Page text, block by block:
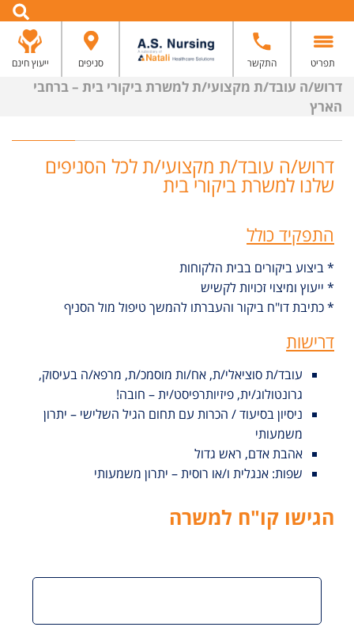
תפריט התקשר סניפים ייעוץ חינם
דרוש/ה עובד/ת מקצועי/ת למשרת ביקורי בית – ברחבי
הארץ
דרוש/ה עובד/ת מקצועי/ת לכל הסניפים
שלנו למשרת ביקורי בית
התפקיד כולל
* ביצוע ביקורים בבית הלקוחות
* ייעוץ ומיצוי זכויות לקשיש
* כתיבת דו"ח ביקור והעברתו להמשך טיפול מול הסניף
דרישות
עובד/ת סוציאלי/ת, אח/ות מוסמכ/ת, מרפא/ה בעיסוק,
גרונטולוג/ית, פיזיותרפיסט/ית – חובה!
ניסיון בסיעוד / הכרות עם תחום הגיל השלישי – יתרון
משמעותי
אהבת אדם, ראש גדול
שפות: אנגלית ו/או רוסית – יתרון משמעותי
הגישו קו"ח למשרה